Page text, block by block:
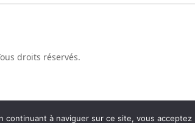
droits réservés.
à naviguer sur ce site, vous